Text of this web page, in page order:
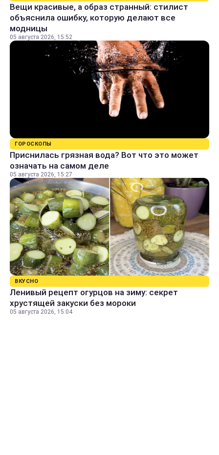
Вещи красивые, а образ странный: стилист
объяснила ошибку, которую делают все
модницы
05 августа 2026, 15:52
ГОРОСКОПЫ
Приснилась грязная вода? Вот что это может
означать на самом деле
05 августа 2026, 15:27
ВКУСНО
Ленивый рецепт огурцов на зиму: секрет
хрустящей закуски без мороки
05 августа 2026, 15:04